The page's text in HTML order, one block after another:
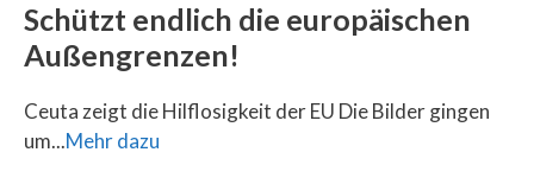
Schützt endlich die europäischen
Außengrenzen!
Ceuta zeigt die Hilflosigkeit der EU Die Bilder gingen
um...Mehr dazu